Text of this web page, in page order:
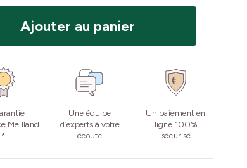
Ajouter au panier
Meilland
*
Une équipe
d’experts à votre
écoute
Un paiement en
ligne 100%
sécurisé